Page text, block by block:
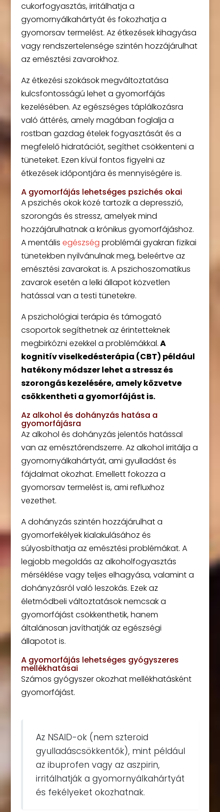
cukorfogyasztás, irritálhatja a
gyomornyálkahártyát és fokozhatja a
gyomorsav termelést. Az étkezések kihagyása
vagy rendszertelensége szintén hozzájárulhat
az emésztési zavarokhoz.
Az étkezési szokások megváltoztatása
kulcsfontosságú lehet a gyomorfájás
kezelésében. Az egészséges táplálkozásra
való áttérés, amely magában foglalja a
rostban gazdag ételek fogyasztását és a
megfelelő hidratációt, segíthet csökkenteni a
tüneteket. Ezen kívül fontos figyelni az
étkezések időpontjára és mennyiségére is.
A gyomorfájás lehetséges pszichés okai
A pszichés okok közé tartozik a depresszió,
szorongás és stressz, amelyek mind
hozzájárulhatnak a krónikus gyomorfájáshoz.
A mentális egészség problémái gyakran fizikai
tünetekben nyilvánulnak meg, beleértve az
emésztési zavarokat is. A pszichoszomatikus
zavarok esetén a lelki állapot közvetlen
hatással van a testi tünetekre.
A pszichológiai terápia és támogató
csoportok segíthetnek az érintetteknek
megbirkózni ezekkel a problémákkal.A
kognitív viselkedésterápia (CBT) például
hatékony módszer lehet a stressz és
szorongás kezelésére, amely közvetve
csökkentheti a gyomorfájást is.
Az alkohol és dohányzás hatása a
gyomorfájásra
Az alkohol és dohányzás jelentős hatással
van az emésztőrendszerre. Az alkohol irritálja a
gyomornyálkahártyát, ami gyulladást és
fájdalmat okozhat. Emellett fokozza a
gyomorsav termelést is, ami refluxhoz
vezethet.
A dohányzás szintén hozzájárulhat a
gyomorfekélyek kialakulásához és
súlyosbíthatja az emésztési problémákat. A
legjobb megoldás az alkoholfogyasztás
mérséklése vagy teljes elhagyása, valamint a
dohányzásról való leszokás. Ezek az
életmódbeli változtatások nemcsak a
gyomorfájást csökkenthetik, hanem
általánosan javíthatják az egészségi
állapotot is.
A gyomorfájás lehetséges gyógyszeres
mellékhatásai
Számos gyógyszer okozhat mellékhatásként
gyomorfájást.
Az NSAID-ok (nem szteroid
gyulladáscsökkentők), mint például
az ibuprofen vagy az aszpirin,
irritálhatják a gyomornyálkahártyát
és fekélyeket okozhatnak.